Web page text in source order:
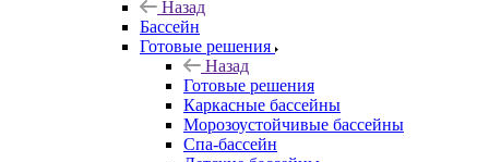
Назад
Бассейн
Готовые решения
Назад
Готовые решения
Каркасные бассейны
Морозоустойчивые бассейны
Спа-бассейн